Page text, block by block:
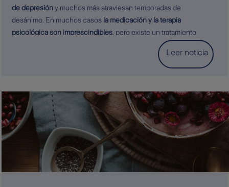
de depresióny muchos más atraviesan temporadas de
desánimo. En muchos casos la medicación y la terapia
psicológica son imprescindibles , pero existe un tratamiento
que es tanto preventivo como terapéutico, y que está
indicado tanto en la depresión leve como en la grave:el
Leer noticia